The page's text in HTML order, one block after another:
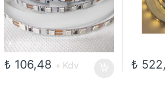
seçilebilir
₺ 106,48 + Kdv ₺